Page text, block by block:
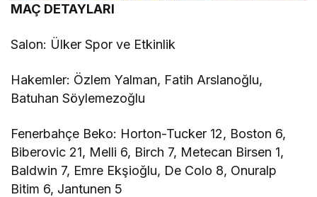
MAÇ DETAYLARI
Salon: Ülker Spor ve Etkinlik
Hakemler: Özlem Yalman, Fatih Arslanoğlu,
Batuhan Söylemezoğlu
Fenerbahçe Beko: Horton-Tucker 12, Boston 6,
Biberovic 21, Melli 6, Birch 7, Metecan Birsen 1,
Baldwin 7, Emre Ekşioğlu, De Colo 8, Onuralp
Bitim 6, Jantunen 5